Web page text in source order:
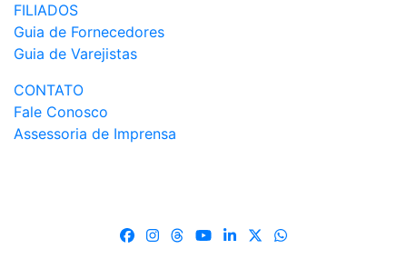
FILIADOS
Guia de Fornecedores
Guia de Varejistas
CONTATO
Fale Conosco
Assessoria de Imprensa